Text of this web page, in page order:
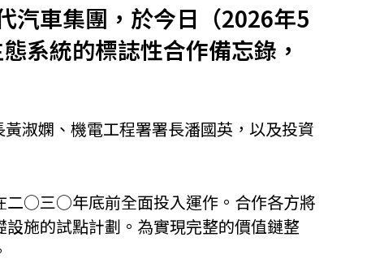
汽車集團，於今日（2026年5
系統的標誌性合作備忘錄，
淑嫻、機電工程署署長潘國英，以及投資
二○三○年底前全面投入運作。合作各方將
施的試點計劃。為實現完整的價值鏈整